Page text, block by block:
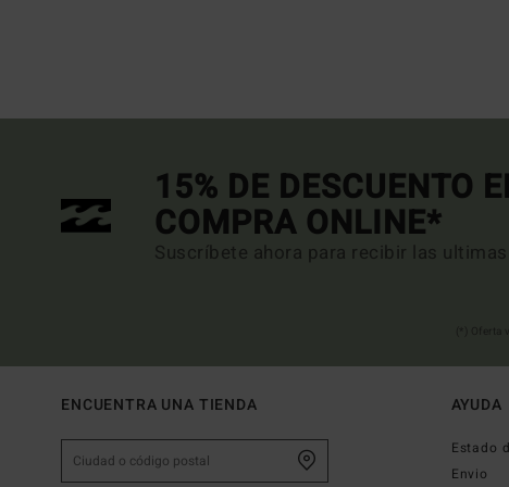
15% DE DESCUENTO
COMPRA ONLINE*
Suscríbete ahora para recibir las
ENCUENTRA UNA TIENDA AYUDA
Estado
Envio